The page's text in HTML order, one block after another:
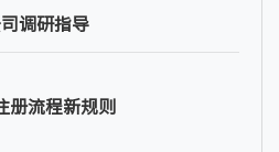
调研指导
册流程新规则